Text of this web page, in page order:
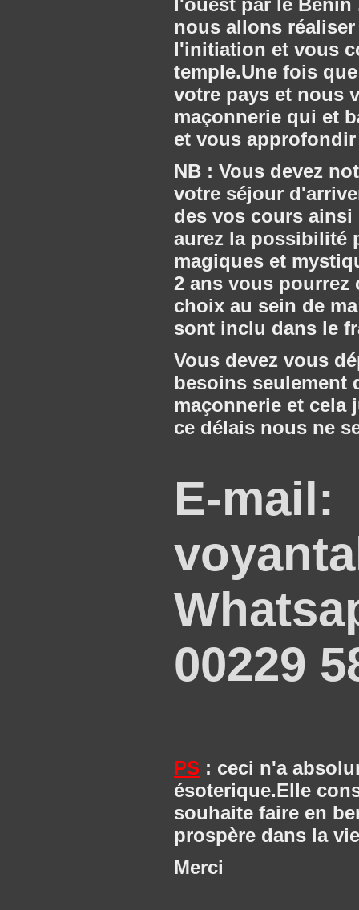
l'ouest par le
nous allons
l'initiation et vous
temple.Une fois
votre pays et nous
maçonnerie qui et
et vous
NB : Vous devez
votre séjour
des vos cours
aurez la possibilité
magiques et
2 ans vous
choix au sein de
sont inclu dans le
Vous devez vous
besoins seulement
maçonnerie et cela
ce délais nous ne
E-mail:
00229
PS : ceci n'a
ésoterique.Elle
souhaite faire en
prospère dans la
Merci